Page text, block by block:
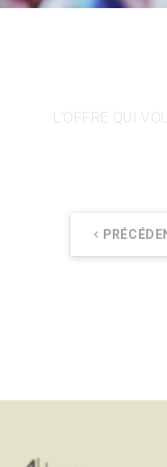
L'OFFRE QUI
keyboard_arrow_left